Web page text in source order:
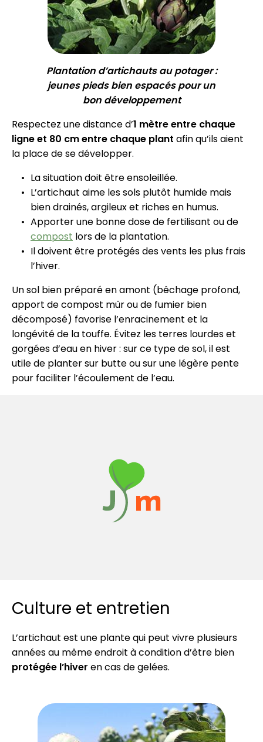
Plantation d’artichauts au potager :
jeunes pieds bien espacés pour un
bon développement
Respectez une distance d’1 mètre entre chaque
ligne et 80 cm entre chaque plant afin qu’ils aient
la place de se développer.
La situation doit être ensoleillée.
L’artichaut aime les sols plutôt humide mais
bien drainés, argileux et riches en humus.
Apporter une bonne dose de fertilisant ou de
compost lors de la plantation.
Il doivent être protégés des vents les plus frais
l’hiver.
Un sol bien préparé en amont (bêchage profond,
apport de compost mûr ou de fumier bien
décomposé) favorise l’enracinement et la
longévité de la touffe. Évitez les terres lourdes et
gorgées d’eau en hiver : sur ce type de sol, il est
utile de planter sur butte ou sur une légère pente
pour faciliter l’écoulement de l’eau.
Culture et entretien
L’artichaut est une plante qui peut vivre plusieurs
années au même endroit à condition d’être bien
protégée l’hiver en cas de gelées.